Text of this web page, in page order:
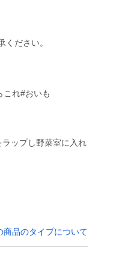
ださい。
れ#おいも
ップし野菜室に入れ
商品のタイプについて